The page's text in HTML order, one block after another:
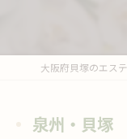
泉州・貝塚